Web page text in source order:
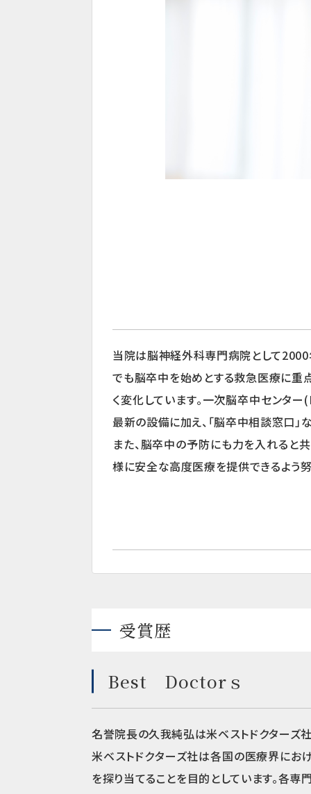
当院は脳神経外科専門病院として2000
でも脳卒中を始めとする救急医療に重
く変化しています。一次脳卒中センタ
最新の設備に加え、「脳卒中相談窓口」
また、脳卒中の予防にも力を入れると
様に安全な高度医療を提供できるよう
受賞歴
Best Doctorｓ
名誉院長の久我純弘は米ベストドクター
米ベストドクターズ社は各国の医療界にお
を探り当てることを目的としています。各